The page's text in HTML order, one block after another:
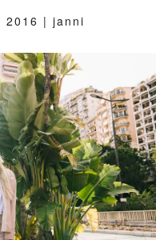
2016 | janni